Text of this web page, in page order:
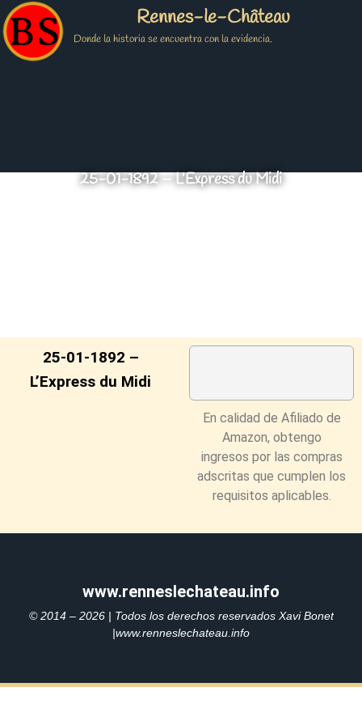
Rennes-le-Château
Donde la historia se encuentra con la evidencia.
25-01-1892 – L’Express du Midi
25-01-1892 –
L’Express du Midi
En calidad de Afiliado de
Amazon, obtengo
ingresos por las compras
adscritas que cumplen los
requisitos aplicables.
www.renneslechateau.info
© 2014 – 2026 | Todos los derechos reservados Xavi Bonet
|www.renneslechateau.info